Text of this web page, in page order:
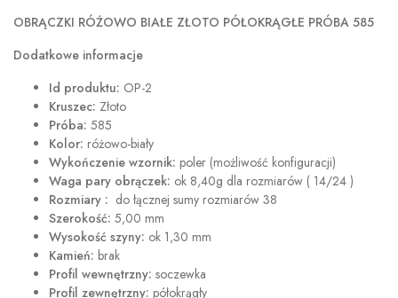
OBRĄCZKI RÓŻOWO BIAŁE ZŁOTO PÓŁOKRĄGŁE PRÓBA 585
Dodatkowe informacje
Id produktu: OP-2
Kruszec: Złoto
Próba: 585
Kolor: różowo-biały
Wykończenie wzornik: poler (możliwość konfiguracji)
Waga pary obrączek: ok 8,40g dla rozmiarów ( 14/24 )
Rozmiary : do łącznej sumy rozmiarów 38
Szerokość: 5,00 mm
Wysokość szyny: ok 1,30 mm
Kamień: brak
Profil wewnętrzny: soczewka
Profil zewnętrzny: półokrągły